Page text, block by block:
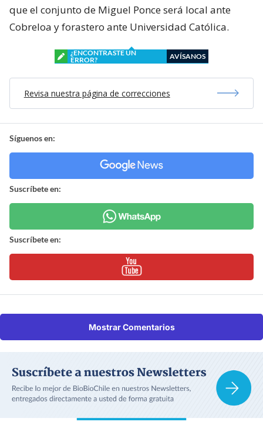
que el conjunto de Miguel Ponce será local ante
Cobreloa y forastero ante Universidad Católica.
¿ENCONTRASTE UN
ERROR?
AVÍSANOS
Revisa nuestra página de correcciones
Síguenos en:
Suscríbete en:
Suscríbete en:
Mostrar Comentarios